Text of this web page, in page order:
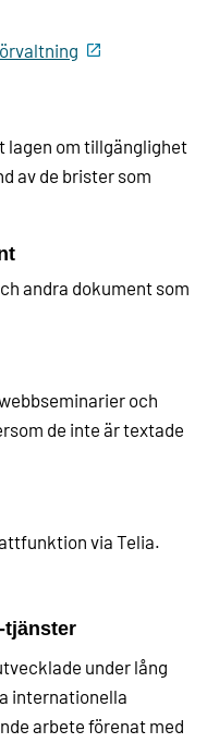
lagen om tillgänglighet
av de brister som
andra dokument som
och
de inte är textade
via Telia.
tjänster
under lång
internationella
arbete förenat med